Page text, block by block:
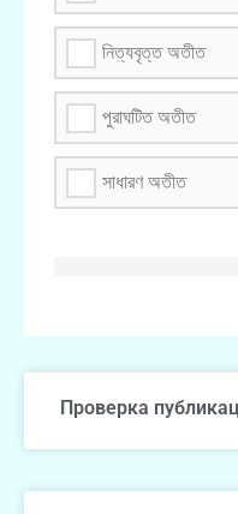
নিত্যবৃত্ত অতীত
পুরাঘটিত অতীত
সাধারণ অতীত
Проверка